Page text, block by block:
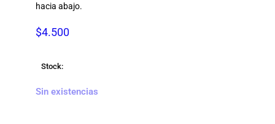
hacia abajo.
$4.500
Stock:
Sin existencias